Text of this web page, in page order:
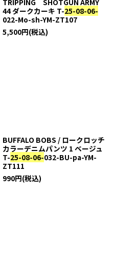
TRIPPING SHOTGUN ARMY
44 ダークカーキ T-25-08-06-
022-Mo-sh-YM-ZT107
5,500円(税込)
BUFFALO BOBS / ロークロッチ
カラーデニムパンツ 1 ベージュ
T-25-08-06-032-BU-pa-YM-
ZT111
990円(税込)